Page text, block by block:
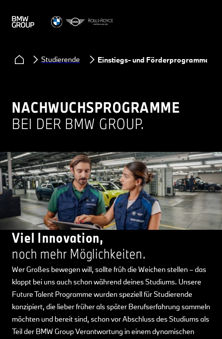
Studierende Einstiegs- und Förderprogramme
NACHWUCHSPROGRAMME
BEI DER BMW GROUP.
Viel Innovation,
noch mehr Möglichkeiten.
Wer Großes bewegen will, sollte früh die Weichen stellen – das
klappt bei uns auch schon während deines Studiums. Unsere
Future Talent Programme wurden speziell für Studierende
konzipiert, die lieber früher als später Berufserfahrung sammeln
möchten und bereit sind, schon vor Abschluss des Studiums als
Teil der BMW Group Verantwortung in einem dynamischen